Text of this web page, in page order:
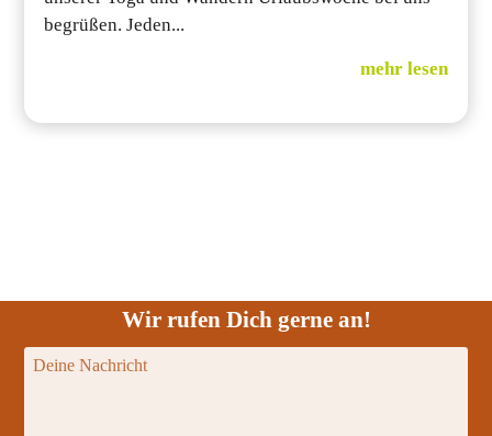
begrüßen. Jeden...
mehr lesen
Wir rufen Dich gerne an!